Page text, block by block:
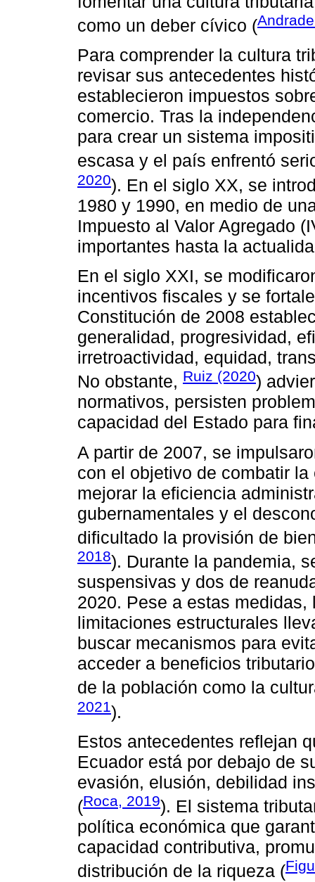
como un deber cívico (
Para comprender la cultura
revisar sus antecedentes
establecieron impuestos
comercio. Tras la
para crear un sistema
escasa y el país enfrentó
2020). En el siglo XX, se
1980 y 1990, en medio de
Impuesto al Valor Agregado
importantes hasta la
En el siglo XXI, se
incentivos fiscales y se
Constitución de 2008
generalidad, progresividad,
irretroactividad, equidad,
No obstante, Ruiz (2020)
normativos, persisten
capacidad del Estado para
A partir de 2007, se
con el objetivo de combatir
mejorar la eficiencia
gubernamentales y el
dificultado la provisión de
2018). Durante la pandemia,
suspensivas y dos de
2020. Pese a estas
limitaciones estructurales
buscar mecanismos para
acceder a beneficios
de la población como la
2021).
Estos antecedentes reflejan
Ecuador está por debajo de
evasión, elusión, debilidad
(Roca, 2019). El sistema
política económica que
capacidad contributiva,
distribución de la riqueza (